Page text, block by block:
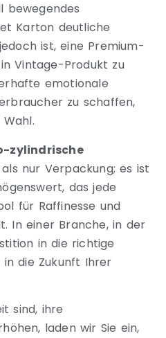
bewegendes
Karton deutliche
ist, eine Premium-
Vintage-Produkt zu
emotionale
zu schaffen,
zylindrische
nur Verpackung; es ist
das jede
für Raffinesse und
In einer Branche, in der
in die richtige
die Zukunft Ihrer
sind, ihre
laden wir Sie ein,